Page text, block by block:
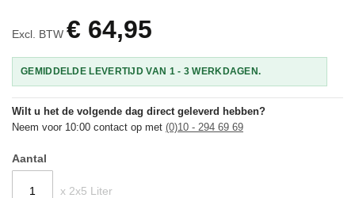
Excl. BTW € 64,95
GEMIDDELDE LEVERTIJD VAN 1 - 3 WERKDAGEN.
Wilt u het de volgende dag direct geleverd hebben?
Neem voor 10:00 contact op met (0)10 - 294 69 69
Aantal
x 2x5 Liter